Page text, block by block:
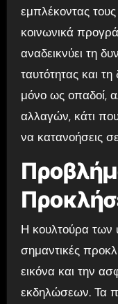
εμπλέκοντας
κοινωνικά
αναδεικνύει τη
ταυτότητας και
μόνο ως οπαδοί,
αλλαγών, κάτι
να κατανοήσεις
Η κουλτούρα των
σημαντικές
εικόνα και την
εκδηλώσεων. Τα